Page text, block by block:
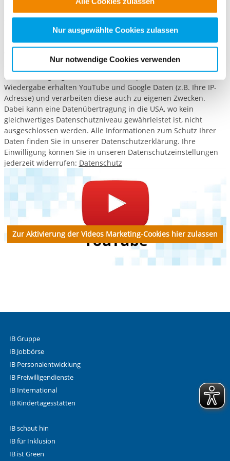
alle Cookie-Kategorien auswählen. Sie können mittels
nachfolgender Buttons über Ihre Einwilligung für diese
Zwecke entscheiden und Ihre erteilte Einwilligung stets
für die Zukunft widerrufen. Bitte beachten Sie: Ihre
Cookies, die erforderlich zur Bereitstellung der von Ihnen
aufgerufenen und somit gewünschten Website-
Funktionen sind. Diese Cookies setzen wir aufgrund
berechtigter Interessen und daher unabhängig von einer
Einwilligung.
Nur ausgewählte Cookies zulassen
Nur notwendige Cookies verwenden
unten klicken. Im anschließend geöffneten Fenster können Sie
"Marketing"-Tools von YouTube zulassen. Diese Tools setzen
YouTube und Google bei jeder Wiedergabe von Videos ein, ohne
dass wir das deaktivieren können. Daher können wir erst mit
Ihrer Einwilligung dazu die Videos abspielen. Bei der
Wiedergabe erhalten YouTube und Google Daten (z.B. Ihre IP-
Adresse) und verarbeiten diese auch zu eigenen Zwecken.
Dabei kann eine Datenübertragung in die USA, wo kein
gleichwertiges Datenschutzniveau gewährleistet ist, nicht
ausgeschlossen werden. Alle Informationen zum Schutz Ihrer
Daten finden Sie in unserer Datenschutzerklärung. Ihre
Einwilligung können Sie in unseren Datenschutzeinstellungen
jederzeit widerrufen: Datenschutz
Zur Aktivierung der Videos Marketing-Cookies hier zulassen
IB Gruppe
IB Jobbörse
IB Personalentwicklung
IB Freiwilligendienste
IB International
IB Kindertagesstätten
IB schaut hin
IB für Inklusion
IB ist Green